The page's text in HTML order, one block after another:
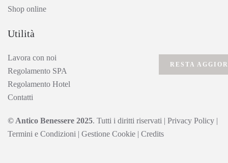
Shop online
Utilità
Lavora con noi
Regolamento SPA
Regolamento Hotel
Contatti
© Antico Benessere 2025. Tutti i diritti riservati | Privacy Policy |
Termini e Condizioni | Gestione Cookie | Credits
RESTA